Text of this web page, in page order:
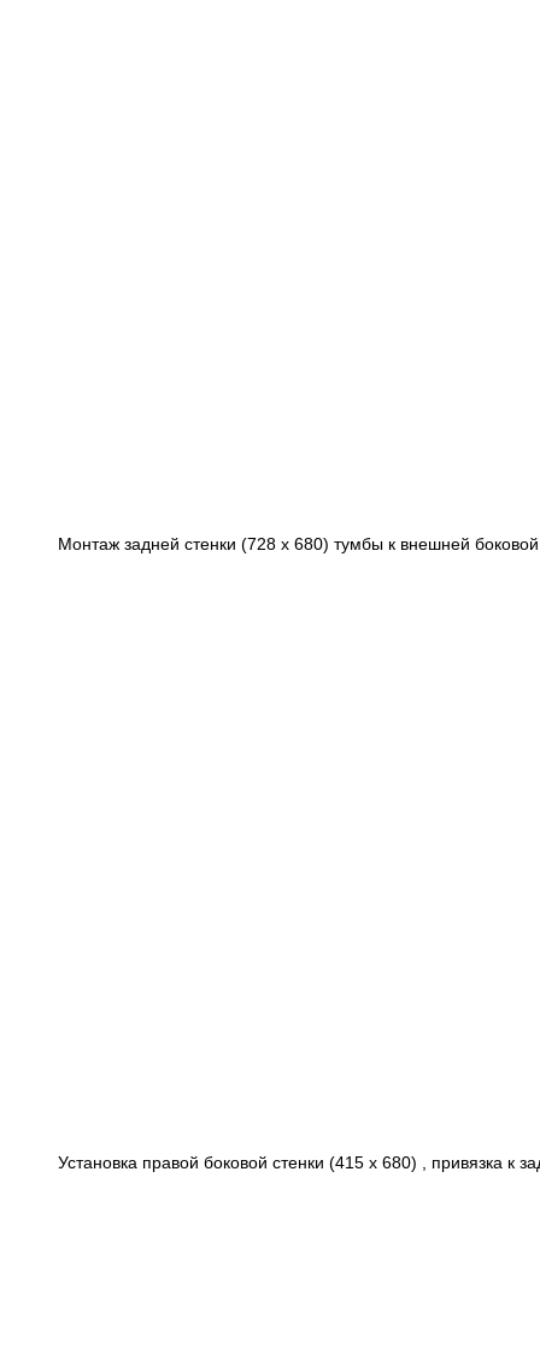
Монтаж задней стенки (728 х 680) тумбы к внешней боковой
Установка правой боковой стенки (415 х 680) , привязка к